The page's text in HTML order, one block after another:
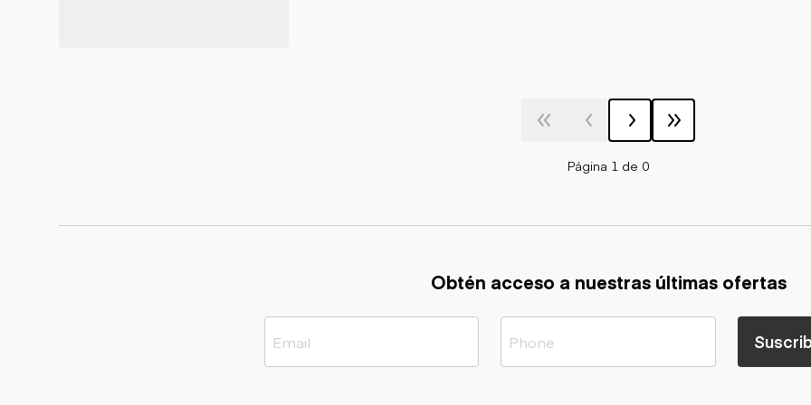
Página 1 de 0
Obtén acceso a nuestras últimas ofertas